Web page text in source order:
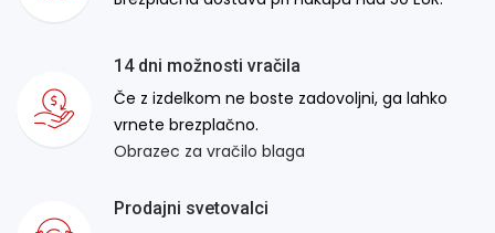
14 dni možnosti vračila
Če z izdelkom ne boste zadovoljni, ga lahko
vrnete brezplačno.
Obrazec za vračilo blaga
Prodajni svetovalci